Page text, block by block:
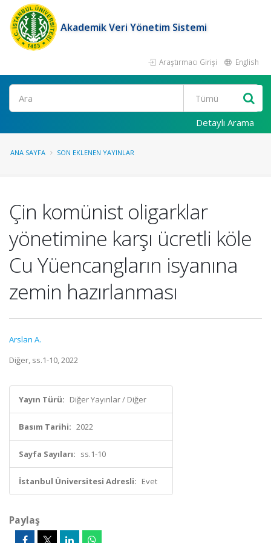
Akademik Veri Yönetim Sistemi
Araştırmacı Girişi English
Ara
Detaylı Arama
ANA SAYFA SON EKLENEN YAYINLAR
Çin komünist oligarklar
yönetimine karşı ücretli köle
Cu Yüencangların isyanına
zemin hazırlanması
Arslan A.
Diğer, ss.1-10, 2022
Yayın Türü: Diğer Yayınlar / Diğer
Basım Tarihi: 2022
Sayfa Sayıları: ss.1-10
İstanbul Üniversitesi Adresli: Evet
Paylaş